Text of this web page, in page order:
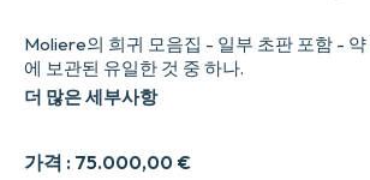
가격 : 75.000,00 €
Moliere의 희귀 모음집 - 일부 초판 포함 - 약
에 보관된 유일한 것 중 하나.
더 많은 세부사항